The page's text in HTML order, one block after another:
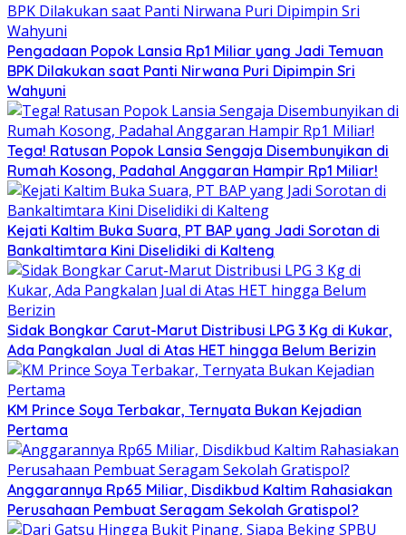
Pengadaan Popok Lansia Rp1 Miliar yang Jadi Temuan
BPK Dilakukan saat Panti Nirwana Puri Dipimpin Sri
Wahyuni
Tega! Ratusan Popok Lansia Sengaja Disembunyikan di
Rumah Kosong, Padahal Anggaran Hampir Rp1 Miliar!
Kejati Kaltim Buka Suara, PT BAP yang Jadi Sorotan di
Bankaltimtara Kini Diselidiki di Kalteng
Sidak Bongkar Carut-Marut Distribusi LPG 3 Kg di Kukar,
Ada Pangkalan Jual di Atas HET hingga Belum Berizin
KM Prince Soya Terbakar, Ternyata Bukan Kejadian
Pertama
Anggarannya Rp65 Miliar, Disdikbud Kaltim Rahasiakan
Perusahaan Pembuat Seragam Sekolah Gratispol?